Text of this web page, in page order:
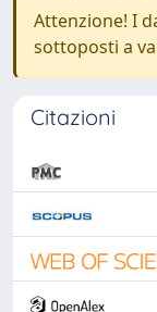
Attenzione! I
sottoposti a
Citazioni